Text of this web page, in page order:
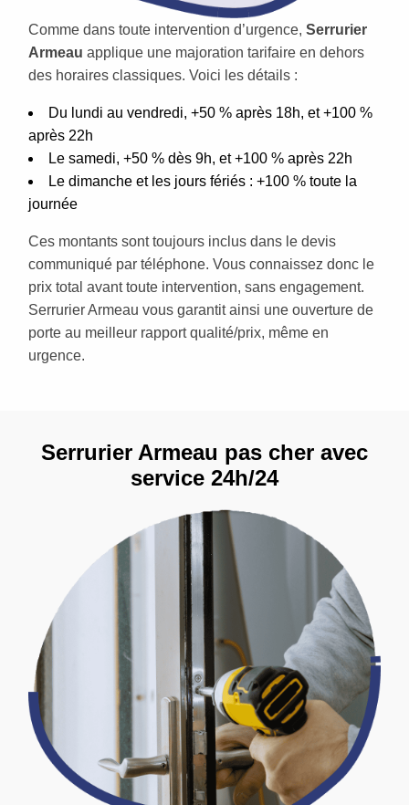
Comme dans toute intervention d’urgence, Serrurier
Armeau applique une majoration tarifaire en dehors
des horaires classiques. Voici les détails :
Du lundi au vendredi, +50 % après 18h, et +100 %
après 22h
Le samedi, +50 % dès 9h, et +100 % après 22h
Le dimanche et les jours fériés : +100 % toute la
journée
Ces montants sont toujours inclus dans le devis
communiqué par téléphone. Vous connaissez donc le
prix total avant toute intervention, sans engagement.
Serrurier Armeau vous garantit ainsi une ouverture de
porte au meilleur rapport qualité/prix, même en
urgence.
Serrurier Armeau pas cher avec
service 24h/24